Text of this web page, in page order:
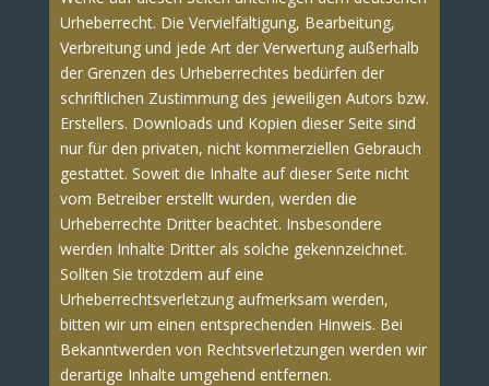
Urheberrecht. Die Vervielfältigung, Bearbeitung,
Verbreitung und jede Art der Verwertung außerhalb
der Grenzen des Urheberrechtes bedürfen der
schriftlichen Zustimmung des jeweiligen Autors bzw.
Erstellers. Downloads und Kopien dieser Seite sind
nur für den privaten, nicht kommerziellen Gebrauch
gestattet. Soweit die Inhalte auf dieser Seite nicht
vom Betreiber erstellt wurden, werden die
Urheberrechte Dritter beachtet. Insbesondere
werden Inhalte Dritter als solche gekennzeichnet.
Sollten Sie trotzdem auf eine
Urheberrechtsverletzung aufmerksam werden,
bitten wir um einen entsprechenden Hinweis. Bei
Bekanntwerden von Rechtsverletzungen werden wir
derartige Inhalte umgehend entfernen.